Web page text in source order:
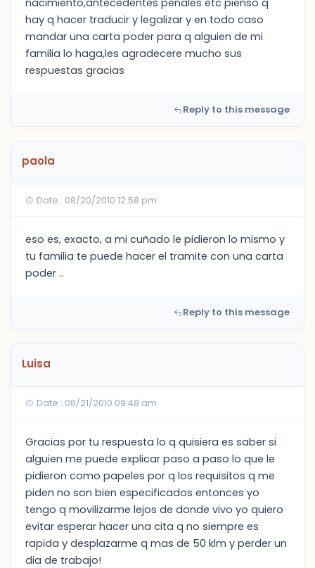
nacimiento,antecedentes penales etc pienso q
hay q hacer traducir y legalizar y en todo caso
mandar una carta poder para q alguien de mi
familia lo haga,les agradecere mucho sus
respuestas gracias
Reply to this message
paola
Date : 08/20/2010 12:58 pm
eso es, exacto, a mi cuñado le pidieron lo mismo y
tu familia te puede hacer el tramite con una carta
poder ..
Reply to this message
Luisa
Date : 08/21/2010 09:48 am
Gracias por tu respuesta lo q quisiera es saber si
alguien me puede explicar paso a paso lo que le
pidieron como papeles por q los requisitos q me
piden no son bien especificados entonces yo
tengo q movilizarme lejos de donde vivo yo quiero
evitar esperar hacer una cita q no siempre es
rapida y desplazarme q mas de 50 klm y perder un
dia de trabajo!